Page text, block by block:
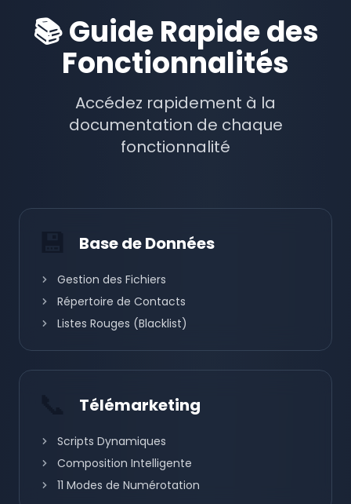
📚 Guide Rapide des
Fonctionnalités
Accédez rapidement à la
documentation de chaque
fonctionnalité
Base de Données
Gestion des Fichiers
Répertoire de Contacts
Listes Rouges (Blacklist)
Télémarketing
Scripts Dynamiques
Composition Intelligente
11 Modes de Numérotation